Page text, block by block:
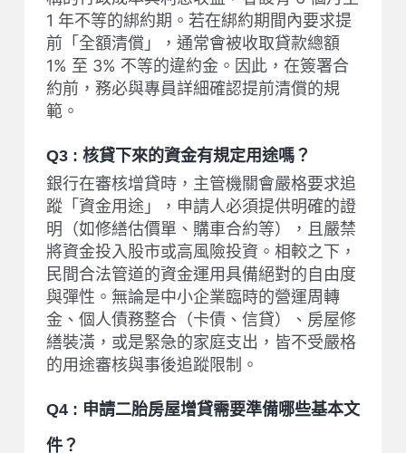
1 年不等的綁約期。若在綁約期間內要求提
前「全額清償」，通常會被收取貸款總額
1% 至 3% 不等的違約金。因此，在簽署合
約前，務必與專員詳細確認提前清償的規
範。
Q3 : 核貸下來的資金有規定用途嗎？
銀行在審核增貸時，主管機關會嚴格要求追
蹤「資金用途」，申請人必須提供明確的證
明（如修繕估價單、購車合約等），且嚴禁
將資金投入股市或高風險投資。相較之下，
民間合法管道的資金運用具備絕對的自由度
與彈性。無論是中小企業臨時的營運周轉
金、個人債務整合（卡債、信貸）、房屋修
繕裝潢，或是緊急的家庭支出，皆不受嚴格
的用途審核與事後追蹤限制。
Q4 : 申請二胎房屋增貸需要準備哪些基本文
件？